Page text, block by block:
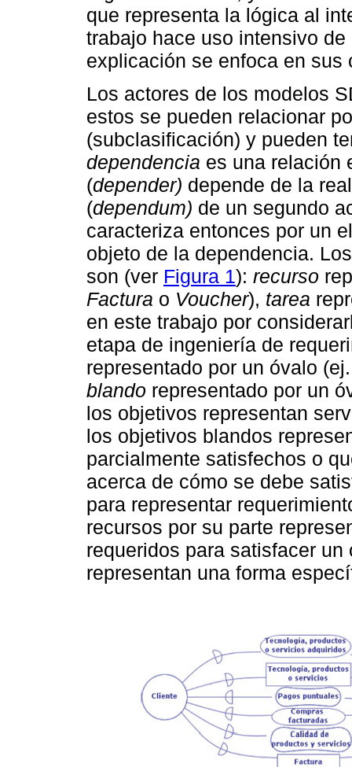
que representa la lógica al
trabajo hace uso intensivo
explicación se enfoca en sus
Los actores de los modelos
estos se pueden relacionar
(subclasificación) y pueden
dependencia es una relación
(depender) depende de la
(dependum) de un segundo
caracteriza entonces por un
objeto de la dependencia.
son (ver Figura 1): recurso
Factura o Voucher), tarea
en este trabajo por
etapa de ingeniería de
representado por un óvalo
blando representado por un
los objetivos representan
los objetivos blandos
parcialmente satisfechos o
acerca de cómo se debe
para representar
recursos por su parte
requeridos para satisfacer
representan una forma